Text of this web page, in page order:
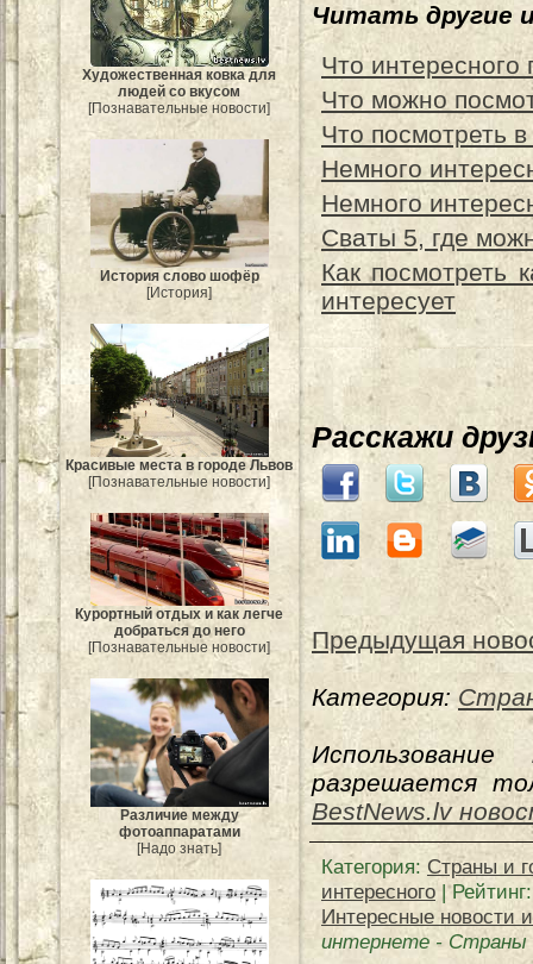
Художественная ковка для
людей со вкусом
[Познавательные новости]
История слово шофёр
[История]
Красивые места в городе Львов
[Познавательные новости]
Курортный отдых и как легче
добраться до него
[Познавательные новости]
Различие между
фотоаппаратами
[Надо знать]
Читать другие
Что интересного
Что можно
Что посмотреть
Немного
Немного
Сваты 5, где
Как посмотреть
интересует
Расскажи
Предыдущая
Категория:
разрешается
BestNews.lv
Категория: Страны и
интересного |Рейтинг
Интересные новости
интернете - Страны